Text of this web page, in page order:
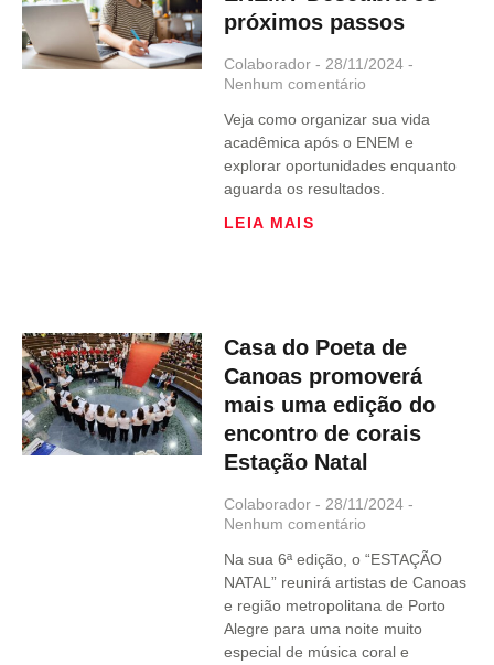
próximos passos
Colaborador
28/11/2024
Nenhum comentário
Veja como organizar sua vida
acadêmica após o ENEM e
explorar oportunidades enquanto
aguarda os resultados.
LEIA MAIS
Casa do Poeta de
Canoas promoverá
mais uma edição do
encontro de corais
Estação Natal
Colaborador 28/11/2024
Nenhum comentário
Na sua 6ª edição, o “ESTAÇÃO
NATAL” reunirá artistas de Canoas
e região metropolitana de Porto
Alegre para uma noite muito
especial de música coral e